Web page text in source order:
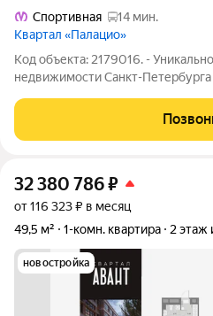
Спортивная
14 мин.
Квартал «Палацио»
Код объекта: 2179016. -
недвижимости Санкт-Петербурга просторная однокомнатная
Квартира расположена по
острова, 7. Дом построен в
32 380 786₽
от 116 323 ₽ в месяц
49,5 м²
1-комн. квартира 2 этаж
новостройка